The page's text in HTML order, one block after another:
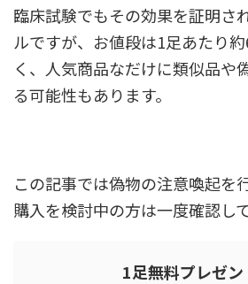
臨床試験でもその効果を証明さ
ルですが、お値段は1足あたり
く、人気商品なだけに類似品や
る可能性もあります。
この記事では偽物の注意喚起を
購入を検討中の方は一度確認し
1足無料プレゼン